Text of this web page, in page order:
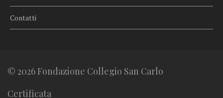
Contatti
© 2026 Fondazione Collegio San Carlo
Certificata